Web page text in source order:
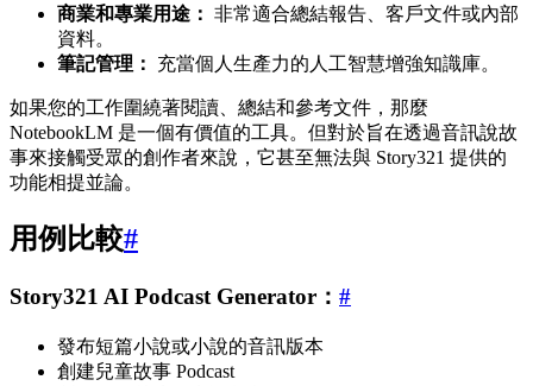
商業和專業用途： 非常適合總結報告、客戶文件或內部
資料。
筆記管理：
充當個人生產力的人工智慧增強知識庫。
如果您的工作圍繞著閱讀、總結和參考文件，那麼
NotebookLM 是一個有價值的工具。但對於旨在透過音訊說故
事來接觸受眾的創作者來說，它甚至無法與 Story321 提供的
功能相提並論。
用例比較#
Story321 AI Podcast Generator： #
發布短篇小說或小說的音訊版本
創建兒童故事 Podcast